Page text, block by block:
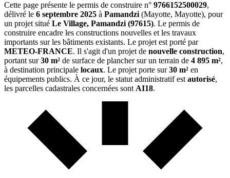
Cette page présente le permis de construire n° 9766152500029,
délivré le 6 septembre 2025 à Pamandzi(Mayotte, Mayotte), pour
un projet situé Le Village, Pamandzi (97615). Le permis de
construire encadre les constructions nouvelles et les travaux
importants sur les bâtiments existants. Le projet est porté par
METEO-FRANCE. Il s'agit d'un projet de nouvelle construction,
portant sur30 m² de surface de plancher sur un terrain de 4 895 m²,
à destination principale locaux. Le projet porte sur30 m² en
équipements publics. À ce jour, le statut administratif estautorisé,
les parcelles cadastrales concernées sontAI18.